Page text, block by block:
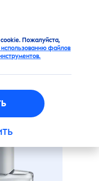
Пожалуйста,
файлов
бритья posle-britja
БРИТЬЯ
KICK